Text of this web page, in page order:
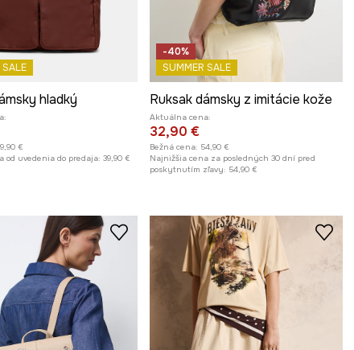
SALE
hladký
€
od uvedenia do predaja: 39,90 €
-40%
SUMMER SALE
Ruksak dámsky z imitácie kože
Aktuálna cena:
32,90 €
Bežná cena: 54,90 €
Najnižšia cena za posledných 30 dní pred
poskytnutím zľavy: 54,90 €